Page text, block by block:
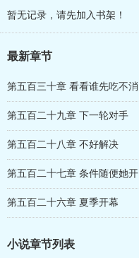
暂无记录，请先加入书架！
最新章节
第五百三十章 看看谁先吃不消
第五百二十九章 下一轮对手
第五百二十八章 不好解决
第五百二十七章 条件随便她开
第五百二十六章 夏季开幕
小说章节列表